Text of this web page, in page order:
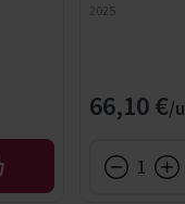
AFEGIR
2025
66,10 €